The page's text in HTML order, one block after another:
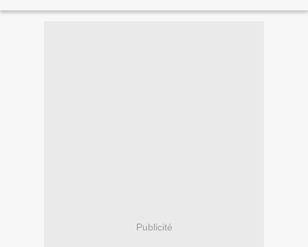
Publicité